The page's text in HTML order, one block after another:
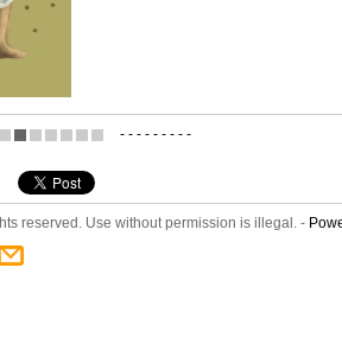
- - - - - - - - -
reserved. Use without permission is illegal. -